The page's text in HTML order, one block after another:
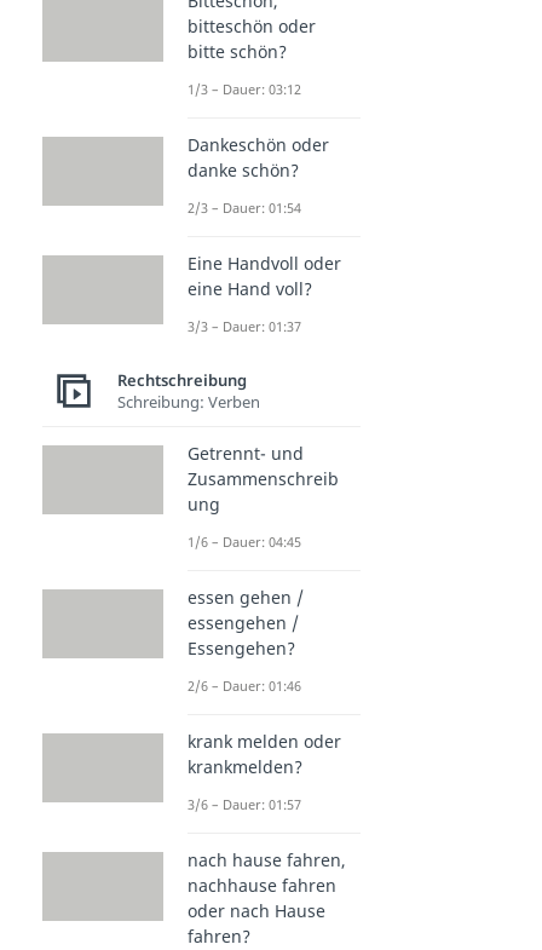
bitteschön oder
bitte schön?
1/3 – Dauer: 03:12
Dankeschön oder
danke schön?
2/3 – Dauer: 01:54
Eine Handvoll oder
eine Hand voll?
3/3 – Dauer: 01:37
Rechtschreibung
Schreibung: Verben
Getrennt- und
Zusammenschreib
ung
1/6 – Dauer: 04:45
essen gehen /
essengehen /
Essengehen?
2/6 – Dauer: 01:46
krank melden oder
krankmelden?
3/6 – Dauer: 01:57
nach hause fahren,
nachhause fahren
oder nach Hause
fahren?